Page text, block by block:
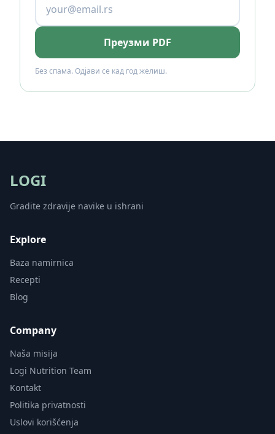
Преузми PDF
Без спама. Одјави се кад год желиш.
LOGI
Gradite zdravije navike u ishrani
Explore
Baza namirnica
Recepti
Blog
Company
Naša misija
Logi Nutrition Team
Kontakt
Politika privatnosti
Uslovi korišćenja